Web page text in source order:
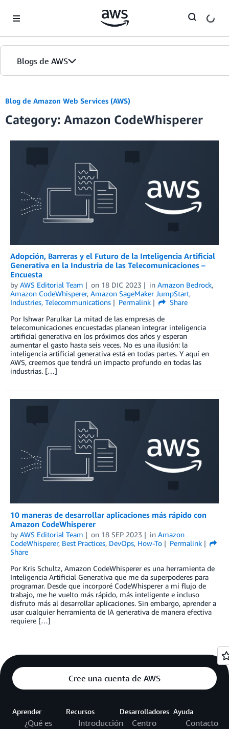
Blogs de AWS
Inicio
Ediciones
Blog de Amazon Web Services (AWS)
Category: Amazon CodeWhisperer
Adopción, Barreras y el Futuro de la Inteligencia Artificial
Generativa en la Industria de las Telecomunicaciones –
Encuesta
by AWS Editorial Team on 18 DIC 2023 in Amazon Bedrock,
Amazon CodeWhisperer, Amazon SageMaker JumpStart,
Industries, Telecommunications Permalink
Share
Por Ishwar Parulkar La mitad de las empresas de
telecomunicaciones encuestadas planean integrar inteligencia
artificial generativa en los próximos dos años y esperan
aumentar el gasto hasta seis veces. No es una ilusión: la
inteligencia artificial generativa está en todas partes. Y aquí en
AWS, creemos que tendrá un impacto profundo en todas las
industrias. […]
10 maneras de desarrollar aplicaciones más rápido con
Amazon CodeWhisperer
by AWS Editorial Team on 18 SEP 2023 in Amazon
CodeWhisperer, Best Practices, DevOps, How-To
Permalink
Share
Por Kris Schultz, Amazon CodeWhisperer es una herramienta de
Inteligencia Artificial Generativa que me da superpoderes para
programar. Desde que incorporé CodeWhisperer a mi flujo de
trabajo, me he vuelto más rápido, más inteligente e incluso
disfruto más al desarrollar aplicaciones. Sin embargo, aprender a
usar cualquier herramienta de IA generativa de manera efectiva
requiere […]
Cree una cuenta de AWS
Aprender
¿Qué es
Recursos
Introducción
Desarrolladores
Centro
Ayuda
Contacto